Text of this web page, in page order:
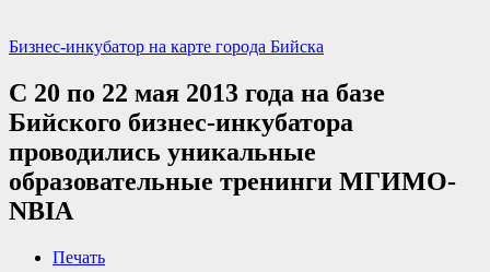
Бизнес-инкубатор на карте города Бийска
С 20 по 22 мая 2013 года на базе
Бийского бизнес-инкубатора
проводились уникальные
образовательные тренинги МГИМО-
NBIA
Печать